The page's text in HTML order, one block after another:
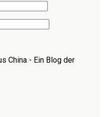
China - Ein Blog der